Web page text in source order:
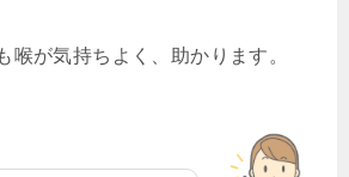
喉が気持ちよく、助かります。